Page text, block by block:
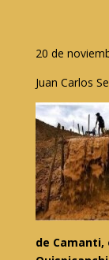
20 de
Juan Carlos
de Camanti,